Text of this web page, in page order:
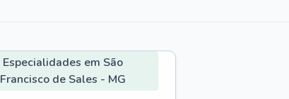
Especialidades em São
Francisco de Sales - MG